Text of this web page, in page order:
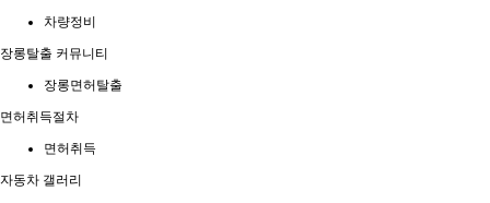
차량정비
장롱탈출 커뮤니티
장롱면허탈출
면허취득절차
면허취득
자동차 갤러리